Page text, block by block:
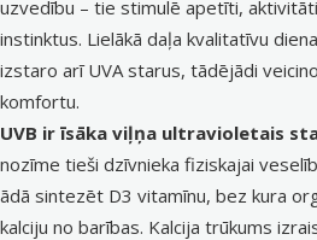
uzvedību – tie stimulē apetīti,
instinktus. Lielākā daļa kvalitatīvu
izstaro arī UVA starus, tādējādi
komfortu.
UVB ir īsāka viļņa ultravioletais
nozīme tieši dzīvnieka fiziskajai
ādā sintezēt D3 vitamīnu, bez kura
kalciju no barības. Kalcija trūkums